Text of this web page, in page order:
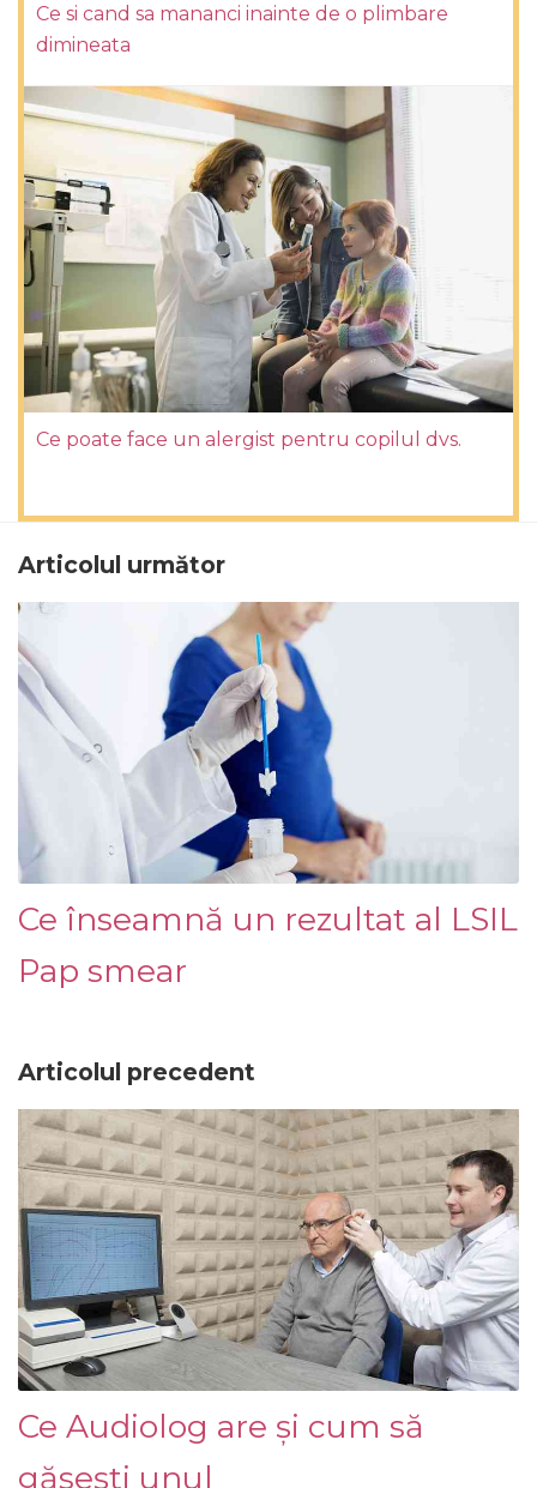
Ce si cand sa mananci inainte de o plimbare
dimineata
Ce poate face un alergist pentru copilul dvs.
Articolul următor
Ce înseamnă un rezultat al LSIL
Pap smear
Articolul precedent
Ce Audiolog are și cum să
găsești unul